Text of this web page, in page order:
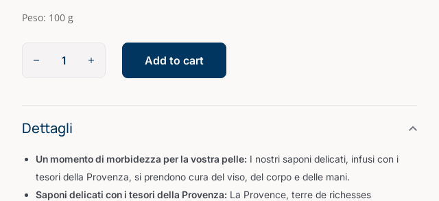
Peso: 100 g
Add to cart
Dettagli
Un momento di morbidezza per la vostra pelle: I nostri saponi delicati, infusi con i
tesori della Provenza, si prendono cura del viso, del corpo e delle mani.
Saponi delicati con i tesori della Provenza: La Provence, terre de richesses